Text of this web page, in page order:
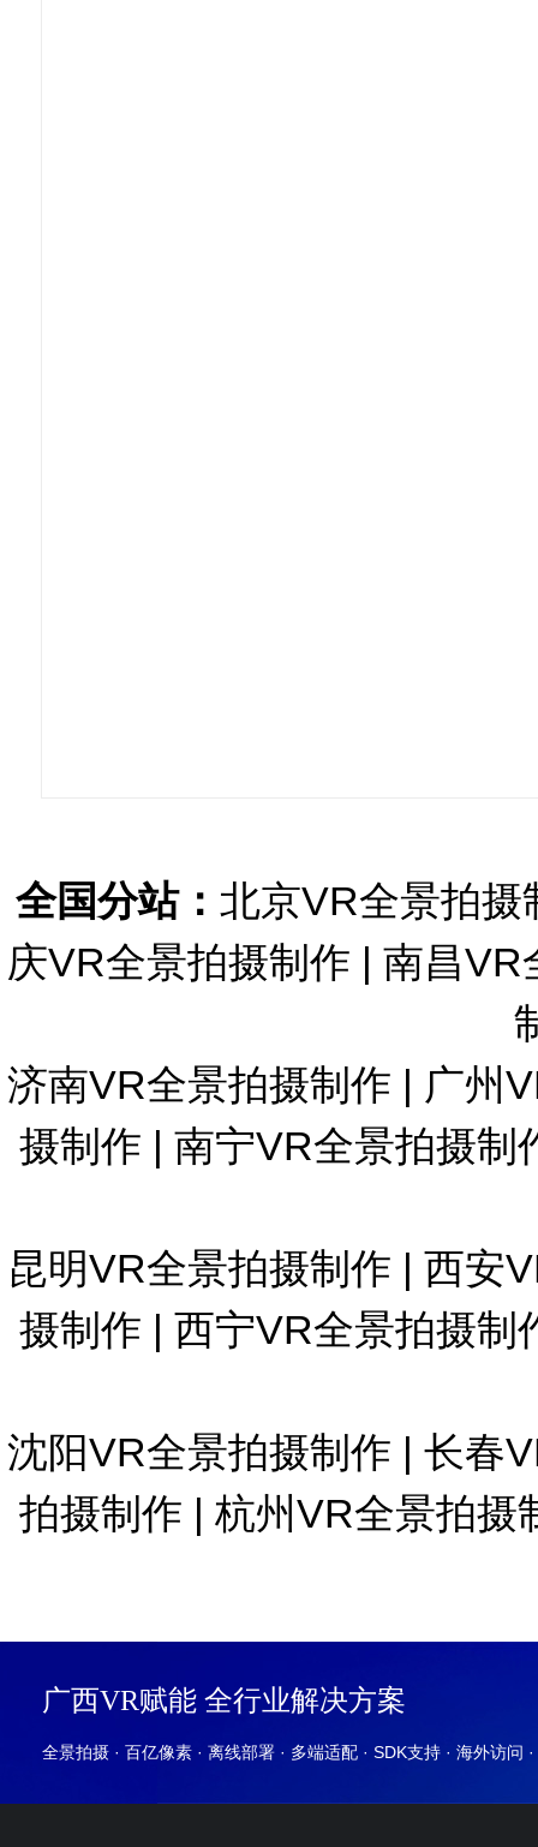
全国分站： 北京VR全景拍摄
庆VR全景拍摄制作 | 南昌VR
济南VR全景拍摄制作 | 广州
摄制作 | 南宁VR全景拍摄制
昆明VR全景拍摄制作 | 西安
摄制作 | 西宁VR全景拍摄制
沈阳VR全景拍摄制作 | 长春
拍摄制作 | 杭州VR全景拍摄
广西VR赋能 全行业解决方案
全景拍摄 · 百亿像素 · 离线部署 · 多端适配 · SDK支持 · 海外访问